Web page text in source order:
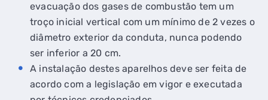
evacuação dos gases de combustão tem um
troço inicial vertical com um mínimo de 2 vezes o
diâmetro exterior da conduta, nunca podendo
ser inferior a 20 cm.
A instalação destes aparelhos deve ser feita de
acordo com a legislação em vigor e executada